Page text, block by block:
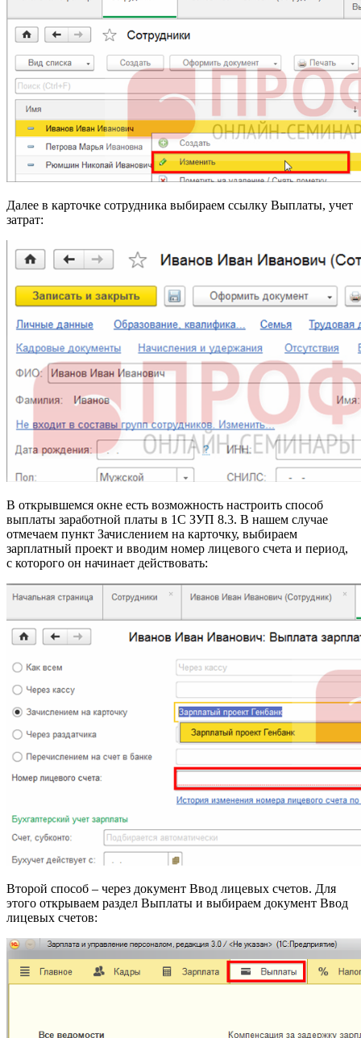
Далее в карточке сотрудника выбираем ссылку Выплаты, учет
затрат:
В открывшемся окне есть возможность настроить способ
выплаты заработной платы в 1С ЗУП 8.3. В нашем случае
отмечаем пункт Зачислением на карточку, выбираем
зарплатный проект и вводим номер лицевого счета и период,
с которого он начинает действовать:
Второй способ – через документ Ввод лицевых счетов. Для
этого открываем раздел Выплаты и выбираем документ Ввод
лицевых счетов: